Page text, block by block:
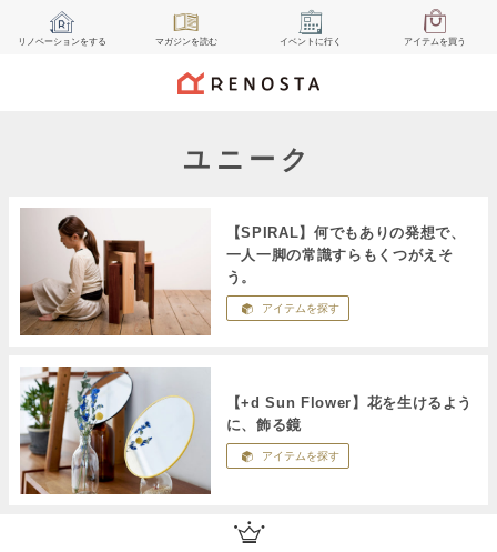
リノベーションをする マガジンを読む イベント に行く アイテムを買う
ユニーク
【SPIRAL】何でもありの発想で、
一人一脚の常識すらもくつがえそ
う。
アイテムを探す
【+d Sun Flower】花を生けるよう
に、飾る鏡
アイテムを探す